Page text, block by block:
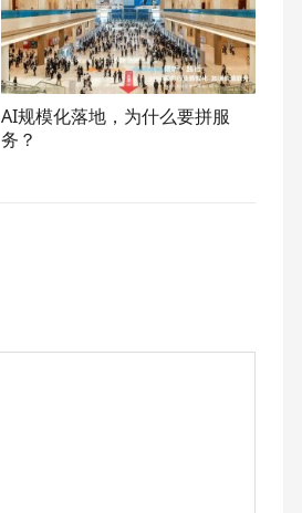
AI规模化落地，为什么要拼服
务？